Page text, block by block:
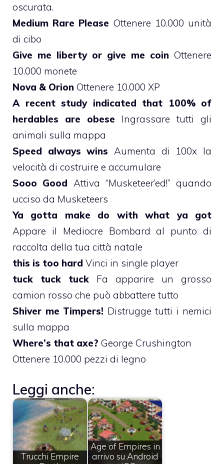
oscurata.
Medium Rare Please Ottenere 10.000 unità
di cibo
Give me liberty or give me coin Ottenere
10.000 monete
Nova & Orion Ottenere 10.000 XP
A recent study indicated that 100% of
herdables are obese Ingrassare tutti gli
animali sulla mappa
Speed always wins Aumenta di 100x la
velocità di costruire e accumulare
Sooo Good Attiva “Musketeer’ed!” quando
ucciso da Musketeers
Ya gotta make do with what ya got
Appare il Mediocre Bombard al punto di
raccolta della tua città natale
this is too hard Vinci in single player
tuck tuck tuck Fa apparire un grosso
camion rosso che può abbattere tutto
Shiver me Timpers! Distrugge tutti i nemici
sulla mappa
Where’s that axe? George Crushington
Ottenere 10.000 pezzi di legno
Leggi anche:
Trucchi Empire
Age of Empires in
arrivo su Android